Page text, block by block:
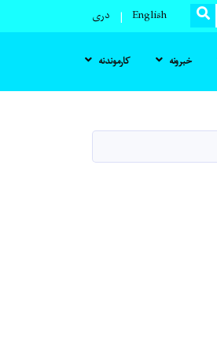
SEARCH
English دری
خبرونه کارموندنه